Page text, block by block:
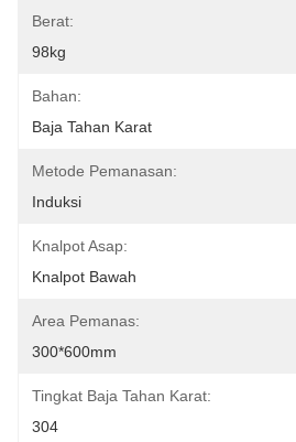
Berat:
98kg
Bahan:
Baja Tahan Karat
Metode Pemanasan:
Induksi
Knalpot Asap:
Knalpot Bawah
Area Pemanas:
300*600mm
Tingkat Baja Tahan Karat:
304